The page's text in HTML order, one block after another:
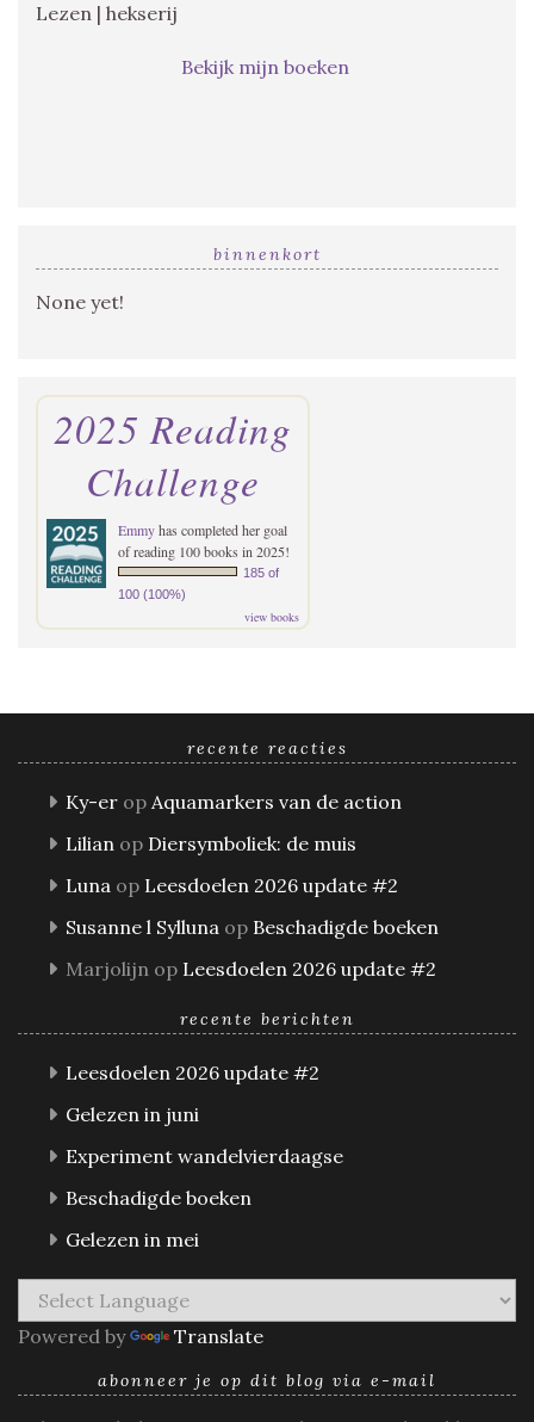
Lezen | hekserij
Bekijk mijn boeken
binnenkort
None yet!
2025 Reading
Challenge
Emmyhas completed her goal
of reading 100 books in 2025!
185 of
100 (100%)
view books
recente reacties
Ky-er op Aquamarkers van de action
Lilian op Diersymboliek: de muis
Luna op Leesdoelen 2026 update #2
Susanne l Sylluna op Beschadigde boeken
Marjolijn op Leesdoelen 2026 update #2
recente berichten
Leesdoelen 2026 update #2
Gelezen in juni
Experiment wandelvierdaagse
Beschadigde boeken
Gelezen in mei
Powered by Translate
abonneer je op dit blog via e-mail